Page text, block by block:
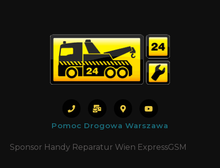
Pomoc Drogowa Warszawa
Sponsor Handy Reparatur Wien ExpressGSM